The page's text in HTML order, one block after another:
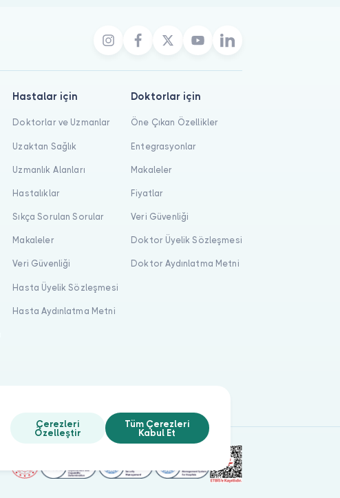
Çerezleri
Özelleştir
Tüm Çerezleri
Kabul Et
Hastalar için
Doktorlar ve Uzmanlar
Uzaktan Sağlık
Uzmanlık Alanları
Hastalıklar
Sıkça Sorulan Sorular
Makaleler
Veri Güvenliği
Hasta Üyelik Sözleşmesi
Hasta Aydınlatma Metni
Doktorlar için
Öne Çıkan Özellikler
Entegrasyonlar
Makaleler
Fiyatlar
Veri Güvenliği
Doktor Üyelik Sözleşmesi
Doktor Aydınlatma Metni